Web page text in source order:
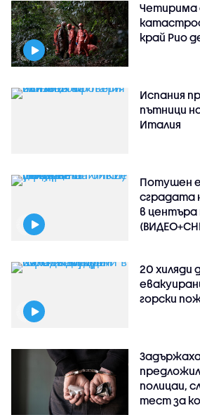
Четирима
край Рио
Испания
пътници
Италия
Потушен
сградата
в
20 хиляди
горски
полицаи,
тест за